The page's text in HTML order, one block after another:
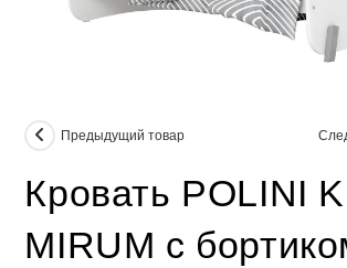
Предыдущий товар
Кровать POLINI
MIRUM с